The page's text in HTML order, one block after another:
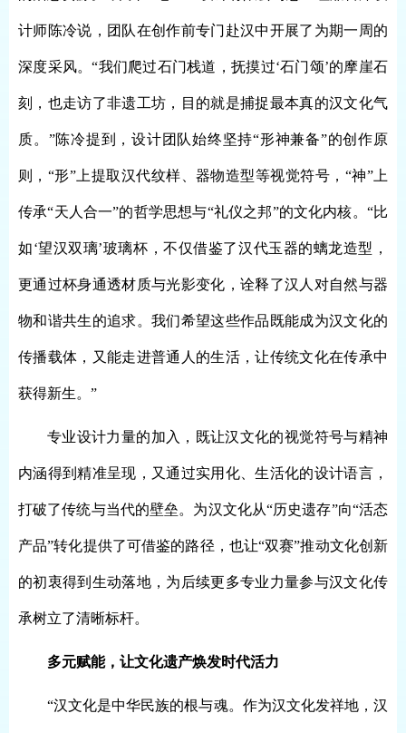
计师陈冷说，团队在创作前专门赴汉中开展了为期一周的
深度采风。“我们爬过石门栈道，抚摸过‘石门颂’的摩崖石
刻，也走访了非遗工坊，目的就是捕捉最本真的汉文化气
质。”陈冷提到，设计团队始终坚持“形神兼备”的创作原
则，“形”上提取汉代纹样、器物造型等视觉符号，“神”上
传承“天人合一”的哲学思想与“礼仪之邦”的文化内核。“比
如‘望汉双璃’玻璃杯，不仅借鉴了汉代玉器的螭龙造型，
更通过杯身通透材质与光影变化，诠释了汉人对自然与器
物和谐共生的追求。我们希望这些作品既能成为汉文化的
传播载体，又能走进普通人的生活，让传统文化在传承中
获得新生。”
专业设计力量的加入，既让汉文化的视觉符号与精神
内涵得到精准呈现，又通过实用化、生活化的设计语言，
打破了传统与当代的壁垒。为汉文化从“历史遗存”向“活态
产品”转化提供了可借鉴的路径，也让“双赛”推动文化创新
的初衷得到生动落地，为后续更多专业力量参与汉文化传
承树立了清晰标杆。
多元赋能， 让文化遗产焕发时代活力
“汉文化是中华民族的根与魂。作为汉文化发祥地，汉